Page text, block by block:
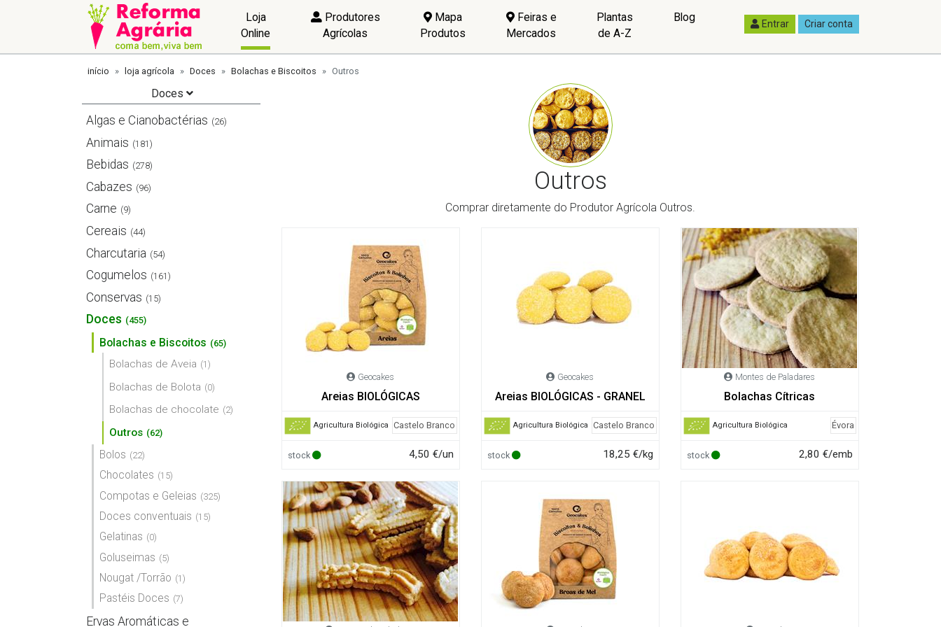
Loja
Online
Produtores
Agrícolas
Mapa
Produtos
Feiras e
Mercados
Plantas
de A-Z
Blog Entrar Criar conta
início loja agrícola Doces Bolachas e Biscoitos Outros
Doces
Algas e Cianobactérias (26)
Animais (181)
Bebidas (278)
Cabazes (96)
Carne (9)
Cereais (44)
Charcutaria (54)
Cogumelos (161)
Conservas (15)
Doces (455)
Bolachas e Biscoitos (65)
Bolachas de Aveia (1)
Bolachas de Bolota (0)
Bolachas de chocolate (2)
Outros (62)
Bolos (22)
Chocolates (15)
Compotas e Geleias (325)
Doces conventuais (15)
Gelatinas (0)
Goluseimas (5)
Nougat /Torrão (1)
Pastéis Doces (7)
Ervas Aromáticas e
Outros
Comprar diretamente do Produtor Agrícola Outros.
Geocakes
Areias BIOLÓGICAS
Agricultura Biológica Castelo Branco
stock 4,50 €/un
Geocakes
Areias BIOLÓGICAS - GRANEL
Agricultura Biológica Castelo Branco
stock 18,25 €/kg
Montes de Paladares
Bolachas Cítricas
Agricultura Biológica Évora
stock 2,80 €/emb